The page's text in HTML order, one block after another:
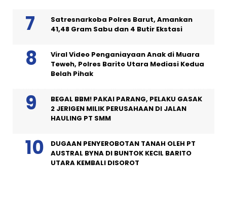
Satresnarkoba Polres Barut, Amankan
41,48 Gram Sabu dan 4 Butir Ekstasi
Viral Video Penganiayaan Anak di Muara
Teweh, Polres Barito Utara Mediasi Kedua
Belah Pihak
BEGAL BBM! PAKAI PARANG, PELAKU GASAK
2 JERIGEN MILIK PERUSAHAAN DI JALAN
HAULING PT SMM
DUGAAN PENYEROBOTAN TANAH OLEH PT
AUSTRAL BYNA DI BUNTOK KECIL BARITO
UTARA KEMBALI DISOROT